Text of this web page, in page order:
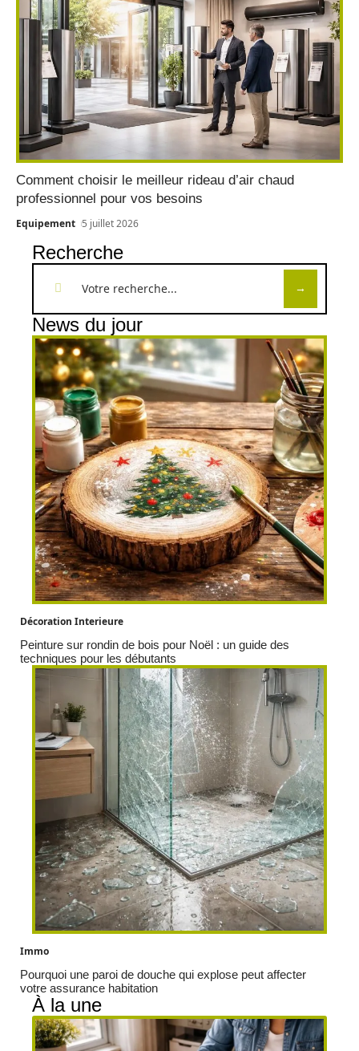
Comment choisir le meilleur rideau d’air chaud
professionnel pour vos besoins
Equipement 5 juillet 2026
Recherche
News du jour
Décoration Interieure
Peinture sur rondin de bois pour Noël : un guide des
techniques pour les débutants
Immo
Pourquoi une paroi de douche qui explose peut affecter
votre assurance habitation
À la une